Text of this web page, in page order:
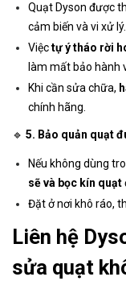
Quạt Dyson được
cảm biến và vi xử lý.
Việctự ý tháo rời
làm mất bảo hành
Khi cần sửa chữa,
chính hãng.
🔹 5. Bảo quản quạt
Nếu không dùng
sẽ và bọc kín quạt
Đặt ở nơi khô ráo,
Liên hệ
sửa quạt